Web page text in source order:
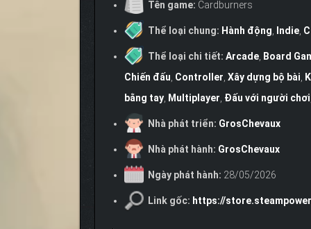
Tên game: Cardburners
Thể loại chung: Hành động, Indie,
Thể loại chi tiết: Arcade, Board
Chiến đấu, Controller, Xây dựng bộ bài,
bằng tay, Multiplayer, Đấu với người chơi
Nhà phát triển: GrosChevaux
Nhà phát hành: GrosChevaux
Ngày phát hành: 28/05/2026
Link gốc: https://